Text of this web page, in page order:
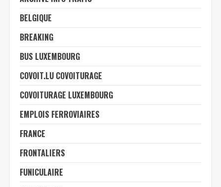
BELGIQUE
BREAKING
BUS LUXEMBOURG
COVOIT.LU COVOITURAGE
COVOITURAGE LUXEMBOURG
EMPLOIS FERROVIAIRES
FRANCE
FRONTALIERS
FUNICULAIRE